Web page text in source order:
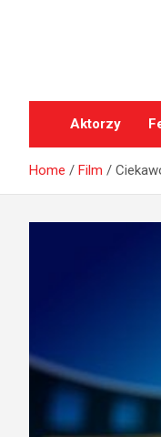
Aktorzy
Home Film